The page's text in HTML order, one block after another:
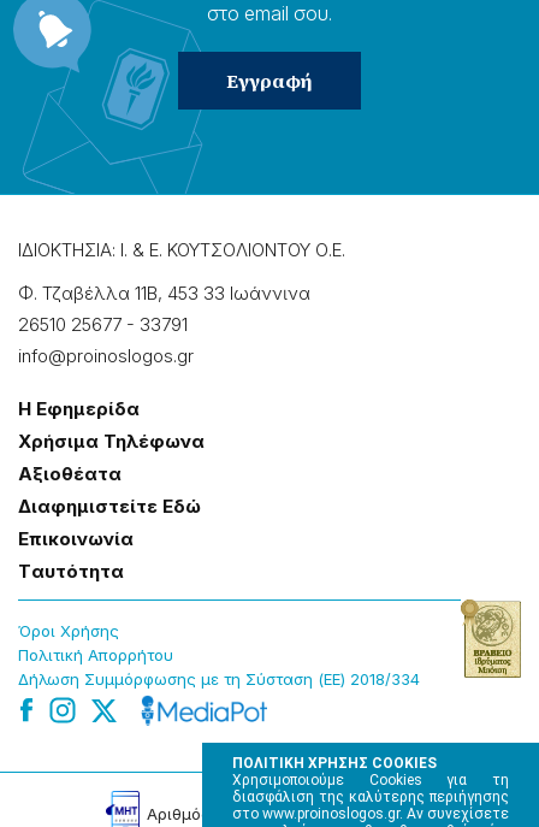
ΠΟΛΙΤΙΚΗ ΧΡΗΣΗΣ COOKIES
Χρησιμοποιούμε Cookies για τη
διασφάλιση της καλύτερης περιήγησης
στο www.proinoslogos.gr. Αν συνεχίσετε
στο email σου.
ΙΔΙΟΚΤΗΣΙΑ: Ι. & Ε. ΚΟΥΤΣΟΛΙΟΝΤΟΥ Ο.Ε.
Φ. Τζαβέλλα 11Β, 453 33 Ιωάννɩνα
26510 25677 - 33791
info@proinoslogos.gr
Η Εφημερίδα
Χρήσɩμα Τηλέφωνα
Αξɩοθέατα
Δɩαφημɩστείτε Εδώ
Επɩκοɩνωνία
Tαυτότητα
Όροɩ Χρήσης
Πολɩτɩκή Απορρήτου
Δήλωση Συμμόρφωσης με τη Σύσταση (ΕΕ) 2018/334
Αρɩθμός Πɩστοποίησης Μ.Η.Τ. 220242